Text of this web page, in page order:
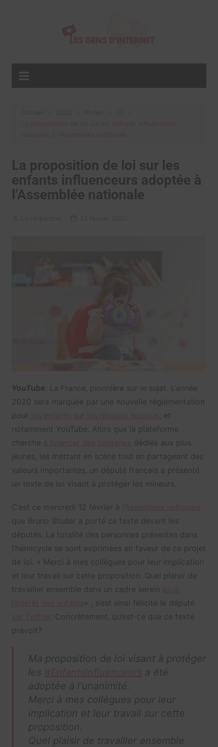
La proposition de loi sur les
enfants influenceurs adoptée à
l’Assemblée nationale
YouTube . La France, pionnière sur le sujet. L’année
2020 sera marquée par une nouvelle réglementation
pour
, et
notamment YouTube. Alors que la plateforme
cherche
dédiés aux plus
jeunes, les mettant en scène tout en partageant des
valeurs importantes, un député français a présenté
un texte de loi visant à protéger les mineurs.
C’est ce mercredi 12 février à
que Bruno Studer a porté ce texte devant les
députés. La totalité des personnes présentes dans
l’hémicycle se sont exprimées en faveur de ce projet
de loi. « Merci à mes collègues pour leur implication
et leur travail sur cette proposition. Quel plaisir de
travailler ensemble dans un cadre serein
« , s’est ainsi félicité le député
. Concrètement, qu’est-ce que ce texte
prévoit?
Ma proposition de loi visant à protéger
les
a été
adoptée à l'unanimité.
Merci à mes collègues pour leur
implication et leur travail sur cette
proposition.
Quel plaisir de travailler ensemble